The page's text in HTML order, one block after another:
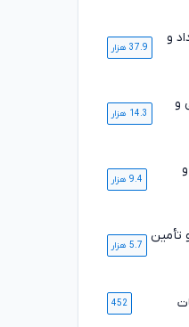
مستاجران
و
37.9 هزار
و
14.3 هزار
9.4 هزار
تأمین
5.7 هزار
452